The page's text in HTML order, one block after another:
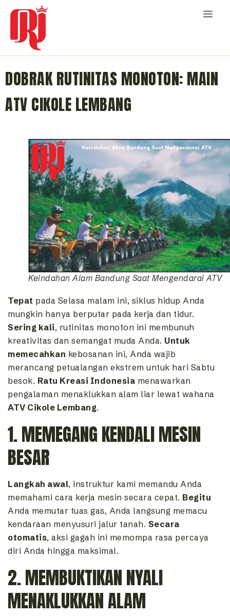
DOBRAK RUTINITAS MONOTON: MAIN
ATV CIKOLE LEMBANG
Keindahan Alam Bandung Saat Mengendarai ATV
Tepat pada Selasa malam ini, siklus hidup Anda
mungkin hanya berputar pada kerja dan tidur.
Sering kali, rutinitas monoton ini membunuh
kreativitas dan semangat muda Anda. Untuk
memecahkan kebosanan ini, Anda wajib
merancang petualangan ekstrem untuk hari Sabtu
besok. Ratu Kreasi Indonesia menawarkan
pengalaman menaklukkan alam liar lewat wahana
ATV Cikole Lembang.
1. MEMEGANG KENDALI MESIN
BESAR
Langkah awal, instruktur kami memandu Anda
memahami cara kerja mesin secara cepat. Begitu
Anda memutar tuas gas, Anda langsung memacu
kendaraan menyusuri jalur tanah. Secara
otomatis, aksi gagah ini memompa rasa percaya
diri Anda hingga maksimal.
2. MEMBUKTIKAN NYALI
MENAKLUKKAN ALAM